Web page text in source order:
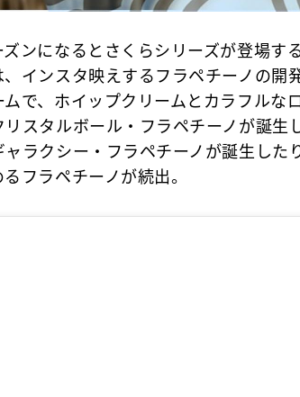
ンになるとさくらシリーズが登場す
インスタ映えするフラペチーノの開
で、ホイップクリームとカラフルな
スタルボール・フラペチーノが誕生
ラクシー・フラペチーノが誕生した
フラペチーノが続出。